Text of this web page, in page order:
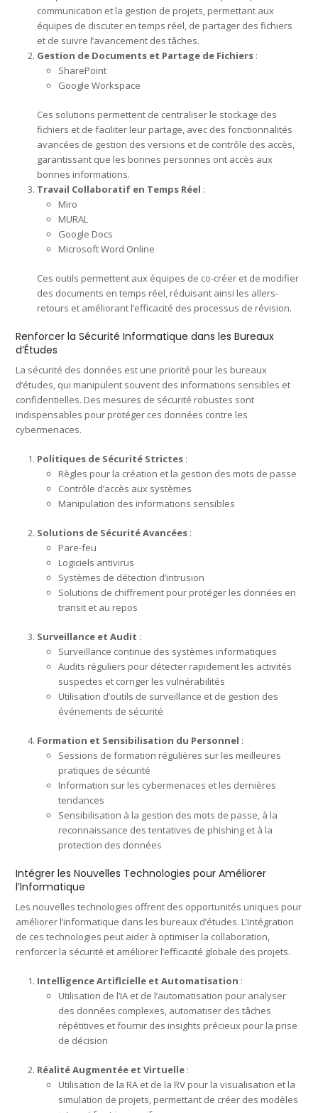
communication et la gestion de projets, permettant aux
équipes de discuter en temps réel, de partager des fichiers
et de suivre l’avancement des tâches.
Gestion de Documents et Partage de Fichiers :
SharePoint
Google Workspace
Ces solutions permettent de centraliser le stockage des
fichiers et de faciliter leur partage, avec des fonctionnalités
avancées de gestion des versions et de contrôle des accès,
garantissant que les bonnes personnes ont accès aux
bonnes informations.
Travail Collaboratif en Temps Réel :
Miro
MURAL
Google Docs
Microsoft Word Online
Ces outils permettent aux équipes de co-créer et de modifier
des documents en temps réel, réduisant ainsi les allers-
retours et améliorant l’efficacité des processus de révision.
Renforcer la Sécurité Informatique dans les Bureaux
d’Études
La sécurité des données est une priorité pour les bureaux
d’études, qui manipulent souvent des informations sensibles et
confidentielles. Des mesures de sécurité robustes sont
indispensables pour protéger ces données contre les
cybermenaces.
Politiques de Sécurité Strictes :
Règles pour la création et la gestion des mots de passe
Contrôle d’accès aux systèmes
Manipulation des informations sensibles
Solutions de Sécurité Avancées :
Pare-feu
Logiciels antivirus
Systèmes de détection d’intrusion
Solutions de chiffrement pour protéger les données en
transit et au repos
Surveillance et Audit :
Surveillance continue des systèmes informatiques
Audits réguliers pour détecter rapidement les activités
suspectes et corriger les vulnérabilités
Utilisation d’outils de surveillance et de gestion des
événements de sécurité
Formation et Sensibilisation du Personnel :
Sessions de formation régulières sur les meilleures
pratiques de sécurité
Information sur les cybermenaces et les dernières
tendances
Sensibilisation à la gestion des mots de passe, à la
reconnaissance des tentatives de phishing et à la
protection des données
Intégrer les Nouvelles Technologies pour Améliorer
l’Informatique
Les nouvelles technologies offrent des opportunités uniques pour
améliorer l’informatique dans les bureaux d’études. L’intégration
de ces technologies peut aider à optimiser la collaboration,
renforcer la sécurité et améliorer l’efficacité globale des projets.
Intelligence Artificielle et Automatisation :
Utilisation de l’IA et de l’automatisation pour analyser
des données complexes, automatiser des tâches
répétitives et fournir des insights précieux pour la prise
de décision
Réalité Augmentée et Virtuelle :
Utilisation de la RA et de la RV pour la visualisation et la
simulation de projets, permettant de créer des modèles